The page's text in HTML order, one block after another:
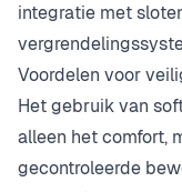
integratie met
Voordelen voor
Het gebruik van
alleen het comfort,
gecontroleerde